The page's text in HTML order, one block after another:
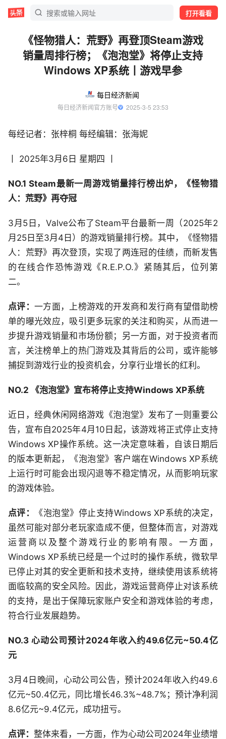
打开看看
《怪物猎人：荒野》再登顶Steam游戏
销量周排行榜；《泡泡堂》将停止支持
Windows XP系统丨游戏早参
每日经济新闻
每日经济新闻官方账号
  2025-3-5 23:53
每经记者：张梓桐 每经编辑：张海妮
丨 2025年3月6日 星期四 丨
NO.1 Steam最新一周游戏销量排行榜出炉，《怪物猎
人：荒野》再夺冠
3月5日，Valve公布了Steam平台最新一周（2025年2
月25日至3月4日）的游戏销量排行榜。其中，《怪物猎
人：荒野》再次登顶，实现了两连冠的佳绩，而新发售
的在线合作恐怖游戏《R.E.P.O.》紧随其后，位列第
二。
点评：一方面，上榜游戏的开发商和发行商有望借助榜
单的曝光效应，吸引更多玩家的关注和购买，从而进一
步提升游戏销量和市场份额；另一方面，对于投资者而
言，关注榜单上的热门游戏及其背后的公司，或许能够
捕捉到游戏行业的投资机会，分享行业增长的红利。
NO.2 《泡泡堂》宣布将停止支持Windows XP系统
近日，经典休闲网络游戏《泡泡堂》发布了一则重要公
告，宣布自2025年4月10日起，该游戏将正式停止支持
Windows XP操作系统。这一决定意味着，自该日期后
的版本更新起，《泡泡堂》客户端在Windows XP系统
上运行时可能会出现闪退等不稳定情况，从而影响玩家
的游戏体验。
点评：
《泡泡堂》停止支持Windows XP系统的决定，
虽然可能对部分老玩家造成不便，但整体而言，对游戏
运营商以及整个游戏行业的影响有限。一方面，
Windows XP系统已经是一个过时的操作系统，微软早
已停止对其的安全更新和技术支持，继续使用该系统将
面临较高的安全风险。因此，游戏运营商停止对该系统
的支持，是出于保障玩家账户安全和游戏体验的考虑，
符合行业发展趋势。
NO.3 心动公司预计2024年收入约49.6亿元~50.4亿
元
3月4日晚间，心动公司公告，预计2024年收入约49.6
亿元~50.4亿元，同比增长46.3%~48.7%；预计净利润
8.6亿元~9.4亿元，成功扭亏。
点评： 整体来看，一方面，作为心动公司2024年业绩增